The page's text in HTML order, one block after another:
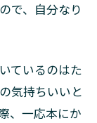
で、自分なり
ているのはた
気持ちいいと
、一応本にか